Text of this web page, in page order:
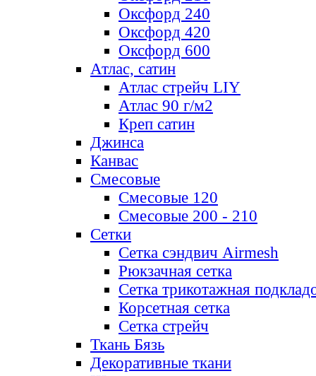
Оксфорд 240
Оксфорд 420
Оксфорд 600
Атлас, сатин
Атлас стрейч LIY
Атлас 90 г/м2
Креп сатин
Джинса
Канвас
Смесовые
Смесовые 120
Смесовые 200 - 210
Сетки
Сетка сэндвич Airmesh
Рюкзачная сетка
Сетка трикотажная
Корсетная сетка
Сетка стрейч
Ткань Бязь
Декоративные ткани